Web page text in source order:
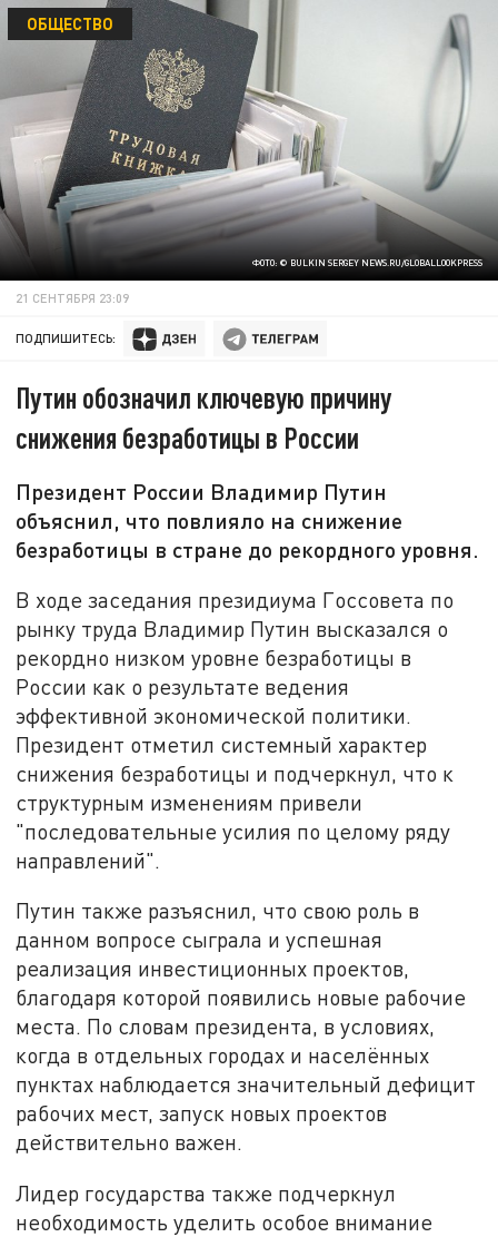
ФОТО: © BULKIN SERGEY NEWS.RU/GLOBALLOOKPRESS
ОБЩЕСТВО
21 СЕНТЯБРЯ 23:09
ПОДПИШИТЕСЬ:
Путин обозначил ключевую причину
снижения безработицы в России
Президент России Владимир Путин
объяснил, что повлияло на снижение
безработицы в стране до рекордного уровня.
В ходе заседания президиума Госсовета по
рынку труда Владимир Путин высказался о
рекордно низком уровне безработицы в
России как о результате ведения
эффективной экономической политики.
Президент отметил системный характер
снижения безработицы и подчеркнул, что к
структурным изменениям привели
"последовательные усилия по целому ряду
направлений".
Путин также разъяснил, что свою роль в
данном вопросе сыграла и успешная
реализация инвестиционных проектов,
благодаря которой появились новые рабочие
места. По словам президента, в условиях,
когда в отдельных городах и населённых
пунктах наблюдается значительный дефицит
рабочих мест, запуск новых проектов
действительно важен.
Лидер государства также подчеркнул
необходимость уделить особое внимание